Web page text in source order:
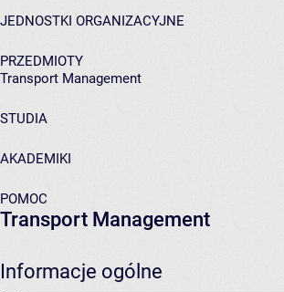
JEDNOSTKI ORGANIZACYJNE
PRZEDMIOTY
Transport Management
STUDIA
AKADEMIKI
POMOC
Transport Management
Informacje ogólne